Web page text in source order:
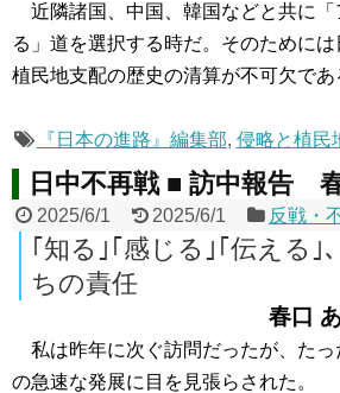
近隣諸国、中国、韓国などと共に「
る」道を選択する時だ。そのためには
植民地支配の歴史の清算が不可欠であ
『日本の進路』編集部, 侵略と植民
日中不再戦 ■ 訪中報告
2025/6/1 2025/6/1 反戦・
｢知る｣｢感じる｣｢伝える｣
ちの責任
春口
私は昨年に次ぐ訪問だったが、たっ
の急速な発展に目を見張らされた。